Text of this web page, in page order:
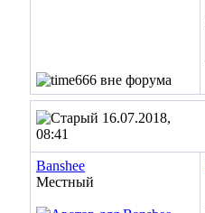
16.07.2018,
08:41
Banshee
Местный